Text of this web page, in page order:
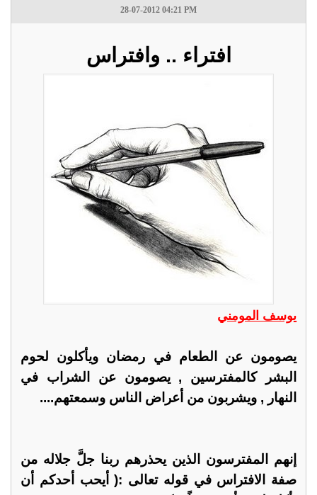
28-07-2012 04:21 PM
افتراء .. وافتراس
يوسف المومني
يصومون عن الطعام في رمضان ويأكلون لحوم
البشر كالمفترسين , يصومون عن الشراب في
النهار , ويشربون من أعراض الناس وسمعتهم....
إنهم المفترسون الذين يحذرهم ربنا جلَّ جلاله من
صفة الافتراس في قوله تعالى :( أيحب أحدكم أن